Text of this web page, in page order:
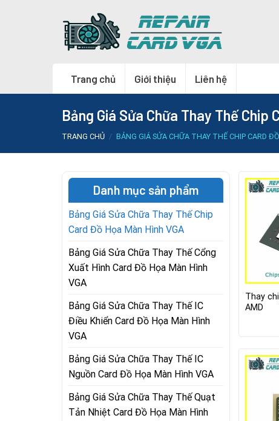
Trang chủ Giới thiệu Liên hệ
Bảng Giá Sửa Chữa Thay Thế Chip
TRANG CHỦ / BẢNG GIÁ SỬA CHỮA THAY THẾ CHIP CARD
Danh mục sản phẩm
Bảng Giá Sửa Chữa Thay Thế Chip
Card Đồ Họa Màn Hình VGA
Bảng Giá Sửa Chữa Thay Thế Cổng
Xuất Hình Card Đồ Họa Màn Hình
VGA
Bảng Giá Sửa Chữa Thay Thế IC
Điều Khiển Card Đồ Họa Màn Hình
VGA
Bảng Giá Sửa Chữa Thay Thế IC
Nguồn Card Đồ Họa Màn Hình VGA
Bảng Giá Sửa Chữa Thay Thế Quạt
Tản Nhiệt Card Đồ Họa Màn Hình
Thay
AMD